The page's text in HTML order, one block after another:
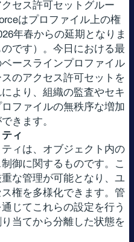
セス許可セットグルー
はプロファイル上の権
年春からの延期となりま
です）。今日における最
ースラインプロファイル
のアクセス許可セットを
より、組織の監査やセキ
ファイルの無秩序な増加
きます。
ィ
ィは、オブジェクト内の
御に関するものです。こ
な管理が可能となり、ユ
権を多様化できます。管
じてこれらの設定を行う
当てから分離した状態を